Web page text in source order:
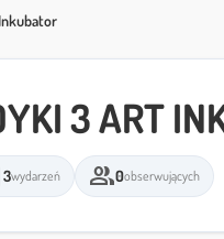
3 ART
3wydarzeń group0obserwujących